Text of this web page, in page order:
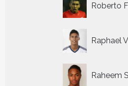
Roberto
Raphael
Raheem